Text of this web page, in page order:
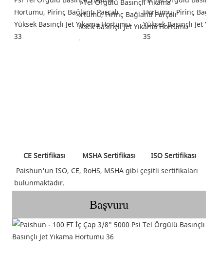
CE Sertifikası MSHA Sertifikası
ISO Sertifikası
Paishun'un ISO, CE, RoHS, MSHA gibi çeşitli sertifikaları
bulunmaktadır.
Başvuru